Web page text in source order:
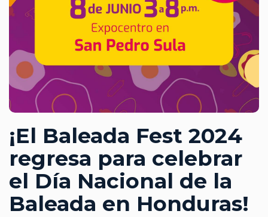
¡El Baleada Fest 2024
regresa para celebrar
el Día Nacional de la
Baleada en Honduras!